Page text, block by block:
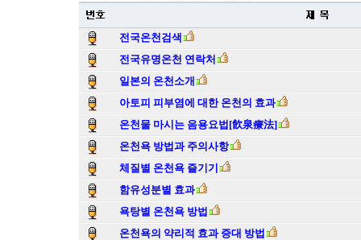
전국온천검색
전국유명온천 연락처
일본의 온천소개
아토피 피부염에 대한 온천의 효과
온천물 마시는 음용요법[飮泉療法]
온천욕 방법과 주의사항
체질별 온천욕 즐기기
함유성분별 효과
욕탕별 온천욕 방법
온천욕의 약리적 효과 증대 방법